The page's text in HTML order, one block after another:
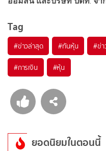
Tag
#ข่าวล่าสุด #ทันหุ้น #ข่
#การเงิน #หุ้น
ยอดนิยมในตอนนี้